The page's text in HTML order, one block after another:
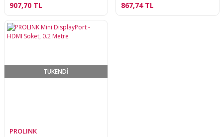
907,70 TL 867,74 TL
TÜKENDİ
PROLINK